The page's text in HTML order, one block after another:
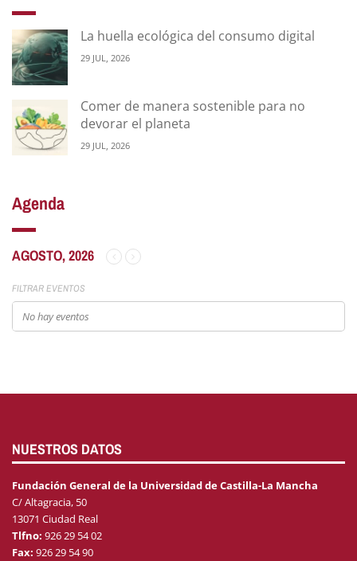
La huella ecológica del consumo digital
29 JUL, 2026
Comer de manera sostenible para no
devorar el planeta
29 JUL, 2026
Agenda
AGOSTO, 2026
FILTRAR EVENTOS
No hay eventos
NUESTROS DATOS
Fundación General de la Universidad de Castilla-La Mancha
C/ Altagracia, 50
13071 Ciudad Real
Tlfno: 926 29 54 02
Fax: 926 29 54 90